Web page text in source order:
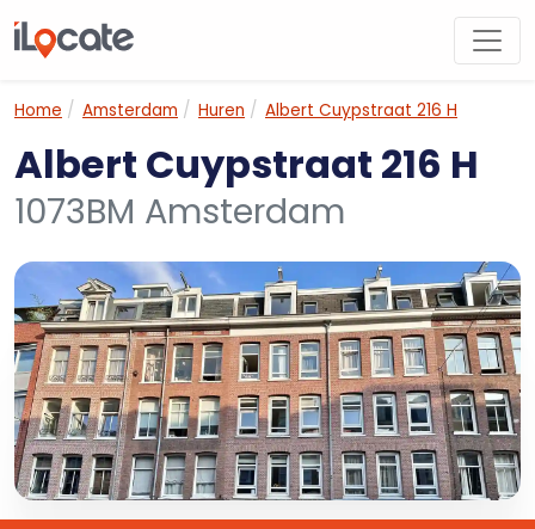
Home Amsterdam Huren Albert Cuypstraat 216 H
Albert Cuypstraat 216 H
1073BM Amsterdam